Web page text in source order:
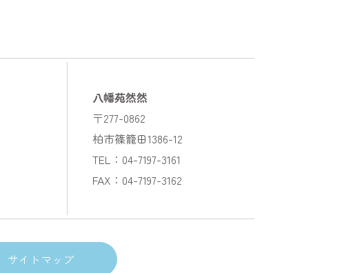
八幡苑然然
〒277-0862
柏市篠籠田1386-12
TEL：04-7197-3161
FAX：04-7197-3162
サイトマップ